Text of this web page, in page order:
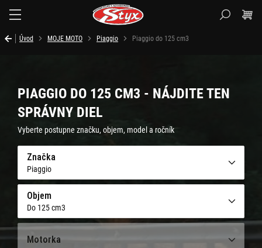
Úvod MOJE MOTO Piaggio Piaggio do 125 cm3
PIAGGIO DO 125 CM3 - NÁJDITE TEN
SPRÁVNY DIEL
Vyberte postupne značku, objem, model a ročník
Značka
Piaggio
Objem
Do 125 cm3
Motorka